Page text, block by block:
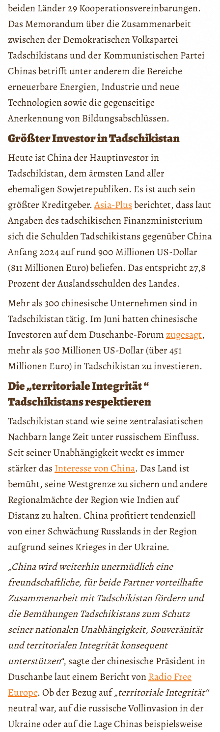
beiden Länder 29 Kooperationsvereinbarungen.
Das Memorandum über die Zusammenarbeit
zwischen der Demokratischen Volkspartei
Tadschikistans und der Kommunistischen Partei
Chinas betrifft unter anderem die Bereiche
erneuerbare Energien, Industrie und neue
Technologien sowie die gegenseitige
Anerkennung von Bildungsabschlüssen.
Größter Investor in Tadschikistan
Heute ist China der Hauptinvestor in
Tadschikistan, dem ärmsten Land aller
ehemaligen Sowjetrepubliken. Es ist auch sein
größter Kreditgeber.Asia-Plusberichtet, dass laut
Angaben des tadschikischen Finanzministerium
sich die Schulden Tadschikistans gegenüber China
Anfang 2024 auf rund 900 Millionen US-Dollar
(811 Millionen Euro) beliefen. Das entspricht 27,8
Prozent der Auslandsschulden des Landes.
Mehr als 300 chinesische Unternehmen sind in
Tadschikistan tätig. Im Juni hatten chinesische
Investoren auf dem Duschanbe-Forumzugesagt,
mehr als 500 Millionen US-Dollar (über 451
Millionen Euro) in Tadschikistan zu investieren.
Die „territoriale Integrität “
Tadschikistans respektieren
Tadschikistan stand wie seine zentralasiatischen
Nachbarn lange Zeit unter russischem Einfluss.
Seit seiner Unabhängigkeit weckt es immer
stärker das Interesse von China. Das Land ist
bemüht, seine Westgrenze zu sichern und andere
Regionalmächte der Region wie Indien auf
Distanz zu halten. China profitiert tendenziell
von einer Schwächung Russlands in der Region
aufgrund seines Krieges in der Ukraine.
„China wird weiterhin unermüdlich eine
freundschaftliche, für beide Partner vorteilhafte
Zusammenarbeit mit Tadschikistan fördern und
die Bemühungen Tadschikistans zum Schutz
seiner nationalen Unabhängigkeit, Souveränität
und territorialen Integrität konsequent
unterstützen“, sagte der chinesische Präsident in
Duschanbe laut einem Bericht vonRadio Free
Europe. Ob der Bezug auf„territoriale Integrität“
neutral war, auf die russische Vollinvasion in der
Ukraine oder auf die Lage Chinas beispielsweise